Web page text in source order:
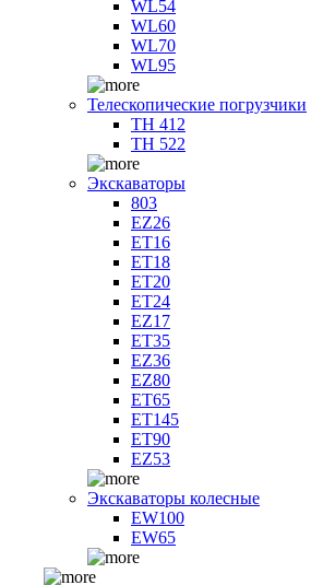
WL54
WL60
WL70
WL95
Телескопические погрузчики
TH 412
TH 522
Экскаваторы
803
EZ26
ET16
ET18
ET20
ET24
EZ17
ET35
EZ36
EZ80
ET65
ET145
ET90
EZ53
Экскаваторы колесные
EW100
EW65